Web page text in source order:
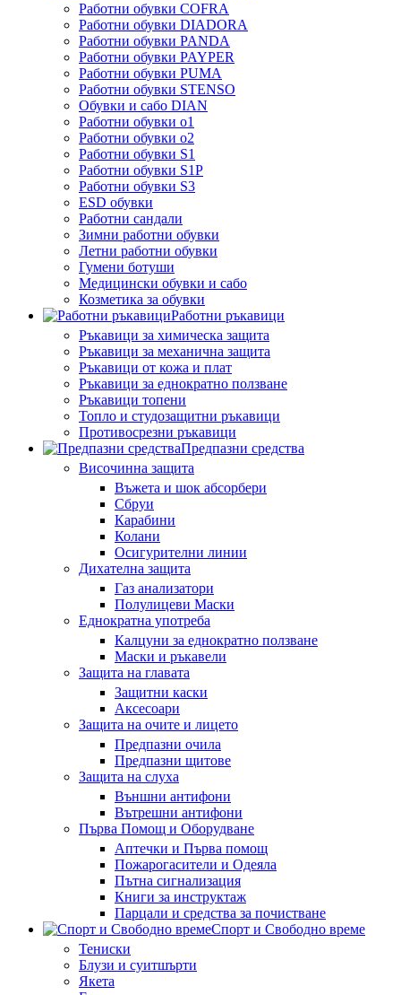
Работни обувки COFRA
Работни обувки DIADORA
Работни обувки PANDA
Работни обувки PAYPER
Работни обувки PUMA
Работни обувки STENSO
Обувки и сабо DIAN
Работни обувки o1
Работни обувки o2
Работни обувки S1
Работни обувки S1P
Работни обувки S3
ESD обувки
Работни сандали
Зимни работни обувки
Летни работни обувки
Гумени ботуши
Медицински обувки и сабо
Козметика за обувки
Работни ръкавици
Ръкавици за химическа защита
Ръкавици за механична защита
Ръкавици от кожа и плат
Ръкавици за еднократно ползване
Ръкавици топени
Топло и студозащитни ръкавици
Противосрезни ръкавици
Предпазни средства
Височинна защита
Въжета и шок абсорбери
Сбруи
Карабини
Колани
Осигурителни линии
Дихателна защита
Газ анализатори
Полулицеви Маски
Еднократна употреба
Калцуни за еднократно ползване
Маски и ръкавели
Защита на главата
Защитни каски
Аксесоари
Защита на очите и лицето
Предпазни очила
Предпазни щитове
Защита на слуха
Външни антифони
Вътрешни антифони
Първа Помощ и Оборудване
Аптечки и Първа помощ
Пожарогасители и Одеяла
Пътна сигнализация
Книги за инструктаж
Парцали и средства за почистване
Спорт и Свободно време
Тениски
Блузи и суитшърти
Якета